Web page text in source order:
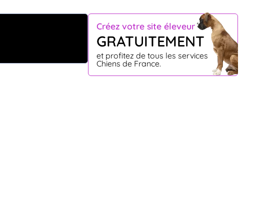
Créez votre site éleveur
GRATUITEMENT
et profitez de tous les services
Chiens de France.